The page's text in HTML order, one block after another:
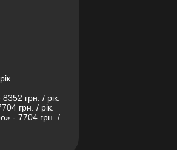
грн. / рік.
грн. / рік.
- 7704 грн. /